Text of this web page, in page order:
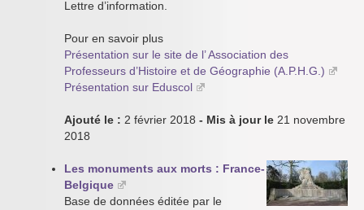
Lettre d’information.
Pour en savoir plus
Présentation sur le site de l’ Association des
Professeurs d’Histoire et de Géographie (A.P.H.G.)
Présentation sur Eduscol
Ajouté le : 2 février 2018 - Mis à jour le 21 novembre
2018
Les monuments aux morts : France-
Belgique
Base de données éditée par le